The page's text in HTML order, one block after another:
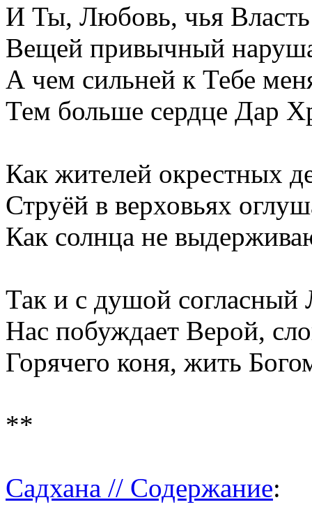
И Ты, Любовь, чья Власть
Вещей привычный
А чем сильней к Тебе
Тем больше сердце Дар
Как жителей окрестных
Струёй в верховьях
Как солнца не
Так и с душой
Нас побуждает Верой,
Горячего коня, жить
**
Садхана // Содержание: